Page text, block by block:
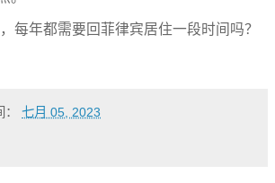
每年都需要回菲律宾居住一段时间吗？
： 七月 05, 2023